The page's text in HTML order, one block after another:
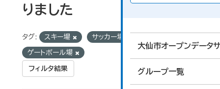
大仙市オープンデータ
グループ一覧
りました
タグ: スキー場 サッカー場
ゲートボール場
フィルタ結果